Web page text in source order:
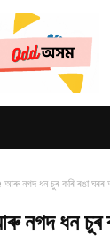
নগদ ধন চুৰ কৰি ৰঙা ঘৰৰ
ধন চুৰ